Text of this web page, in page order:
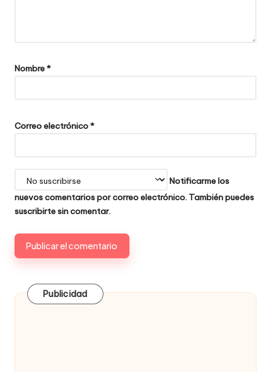
Nombre*
Correo electrónico*
Notificarme los
nuevos comentarios por correo electrónico. También puedes
suscribirtesin comentar.
Publicidad